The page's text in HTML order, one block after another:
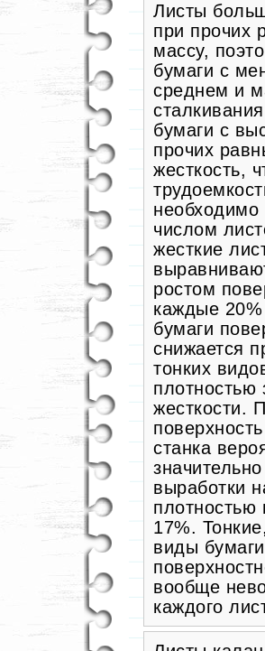
Листы
при прочих
массу,
бумаги с
среднем и
бумаги с
прочих
жесткость,
необходимо
числом
жесткие
ростом
каждые 20%
бумаги
снижается
тонких
плотностью
жесткости.
станка
выработки
17%.
виды
вообще
каждого